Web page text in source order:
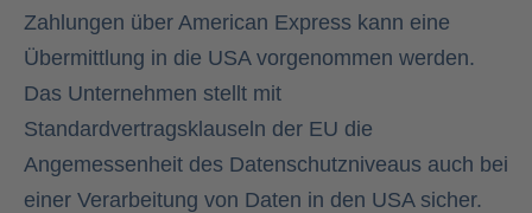
Zahlungen über American Express kann eine
Übermittlung in die USA vorgenommen werden.
Das Unternehmen stellt mit
Standardvertragsklauseln der EU die
Angemessenheit des Datenschutzniveaus auch bei
einer Verarbeitung von Daten in den USA sicher.